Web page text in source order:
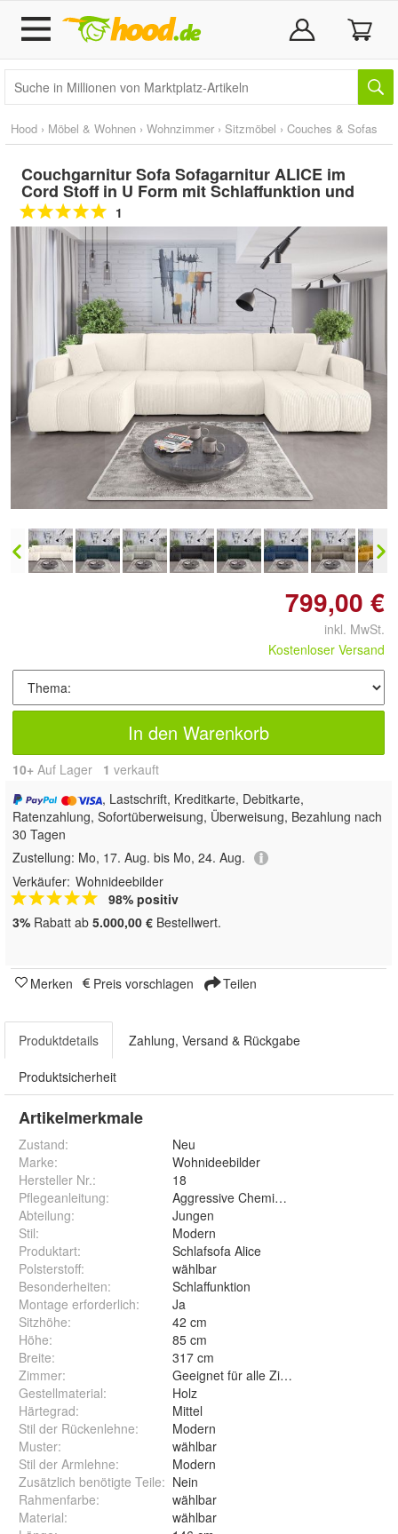
Hood › Möbel & Wohnen › Wohnzimmer › Sitzmöbel › Couches & Sofas
Couchgarnitur Sofa Sofagarnitur ALICE im
Cord Stoff in U Form mit Schlaffunktion und
1
Doppelt antippen zum
vergrößern
799,00 €
inkl. MwSt.
Kostenloser Versand
In den Warenkorb
10+ Auf Lager 1 verkauft
, Lastschrift, Kreditkarte, Debitkarte,
Ratenzahlung, Sofortüberweisung, Überweisung, Bezahlung nach
30 Tagen
Zustellung: Mo, 17. Aug. bis Mo, 24. Aug.
Verkäufer: Wohnideebilder
98% positiv
3% Rabatt ab 5.000,00 € Bestellwert.
Merken Preis vorschlagen Teilen
Produktdetails Zahlung, Versand & Rückgabe
Produktsicherheit
Artikelmerkmale
Zustand:
Neu
Marke:
Wohnideebilder
Hersteller Nr.:
18
Pflegeanleitung:
Aggressive Chemikalien vermeiden
Abteilung:
Jungen
Stil:
Modern
Produktart:
Schlafsofa Alice
Polsterstoff:
wählbar
Besonderheiten:
Schlaffunktion
Montage erforderlich:
Ja
Sitzhöhe:
42 cm
Höhe:
85 cm
Breite:
317 cm
Zimmer:
Geeignet für alle Zimmer
Gestellmaterial:
Holz
Härtegrad:
Mittel
Stil der Rückenlehne:
Modern
Muster:
wählbar
Stil der Armlehne:
Modern
Zusätzlich benötigte Teile: Nein
Rahmenfarbe:
wählbar
Material:
wählbar